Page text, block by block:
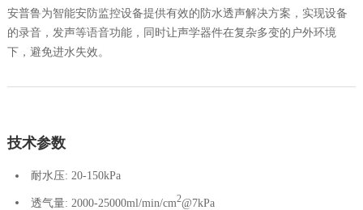
安普鲁为智能安防监控设备提供有效的防水透声解决方案，实现设备
的录音，发声等语音功能，同时让声学器件在复杂多变的户外环境
下，避免进水失效。
技术参数
耐水压: 20-150kPa
透气量: 2000-25000ml/min/cm2@7kPa